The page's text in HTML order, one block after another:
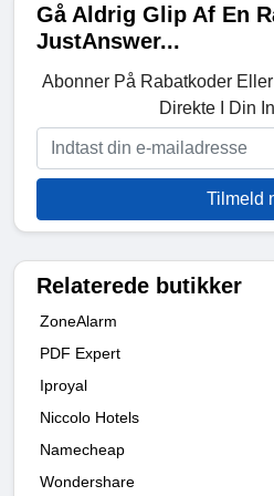
Gå Aldrig Glip Af En
JustAnswer...
Abonner På Rabatkoder
Direkte I Din
Tilmeld
Relaterede butikker
ZoneAlarm
PDF Expert
Iproyal
Niccolo Hotels
Namecheap
Wondershare